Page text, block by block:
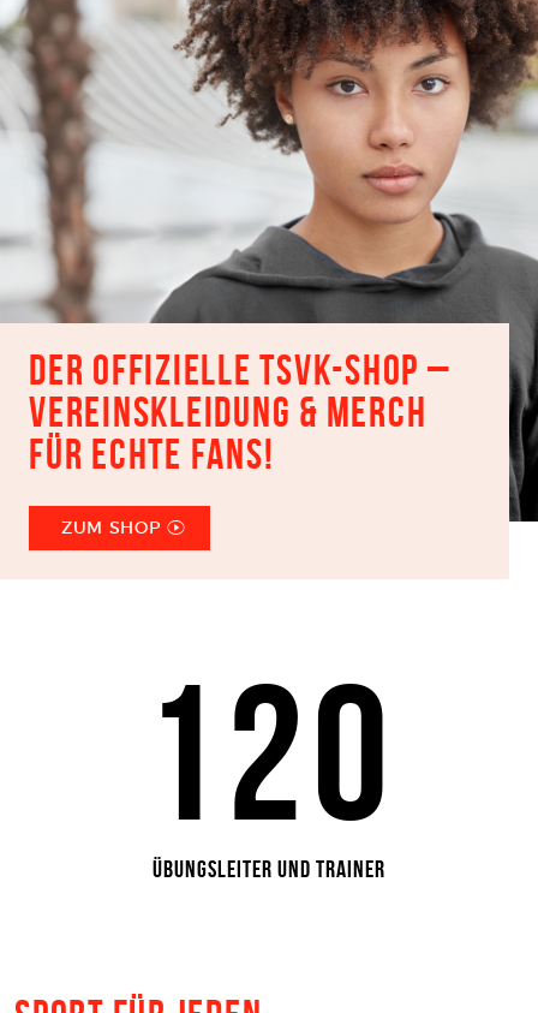
Der offizielle TSVK-Shop –
Vereinskleidung & Merch
für echte Fans!
ZUM SHOP
120
Übungsleiter und Trainer